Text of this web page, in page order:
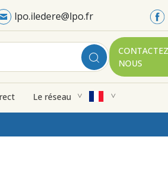
lpo.iledere@lpo.fr
NOUS
Le réseau